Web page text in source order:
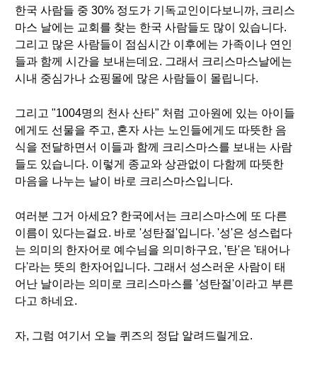
한국 사람들 중 30% 정도가 기독교인이다보니까, 크리스
마스 날에는 교회를 찾는 한국 사람들도 많이 있습니다.
그리고 많은 사람들이 점심시간 이후에는 가족이나 연인
들과 함께 시간을 보내는데요. 그래서 크리스마스날에는
시내 중심가나 쇼핑몰에 많은 사람들이 몰립니다.
그리고 "1004명의 천사 산타" 처럼 고아원에 있는 아이들
에게도 선물을 주고, 혼자 사는 노인들에게도 따뜻한 음
식을 전달하면서 이들과 함께 크리스마스를 보내는 사람
들도 있습니다. 이렇게 종교와 상관없이 다함께 따뜻한
마음을 나누는 날이 바로 크리스마스입니다.
여러분 그거 아세요? 한국에서는 크리스마스에 또 다른
이름이 있다는걸요. 바로 '성탄절'입니다. '성'은 성스럽다
는 의미의 한자어로 예수님을 의미하구요, '탄'은 '태어나
다'라는 뜻의 한자어입니다. 그래서 성스러운 사람이 태
어난 날이라는 의미로 크리스마스를 '성탄절'이라고 부른
다고 하네요.
자, 그럼 여기서 오늘 퀴즈의 정답 알려드릴게요.